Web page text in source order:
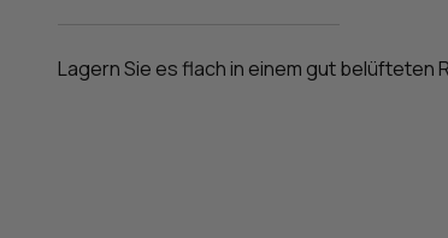
Lagern Sie es flach in einem gut belüfteten